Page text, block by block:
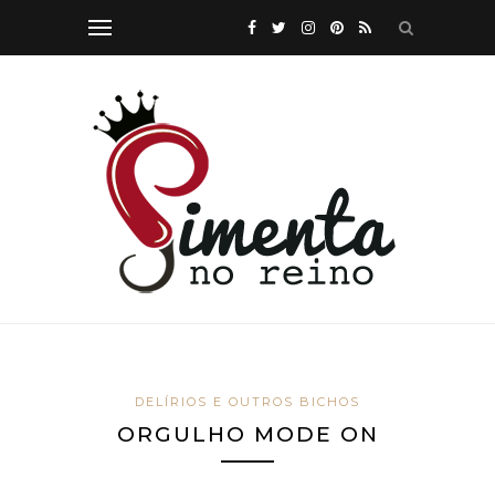
DELÍRIOS E OUTROS BICHOS
ORGULHO MODE ON